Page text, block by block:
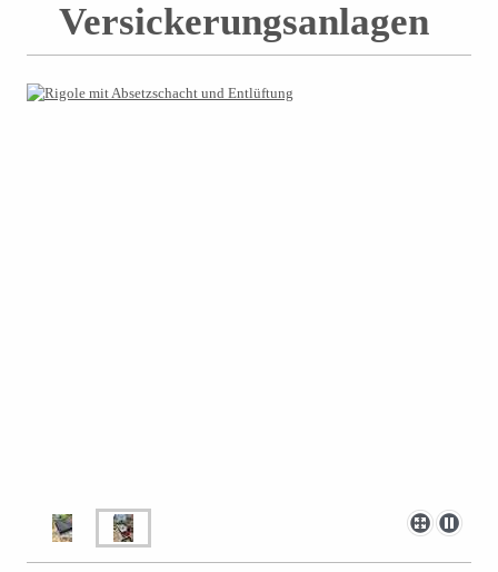
Versickerungsanlagen